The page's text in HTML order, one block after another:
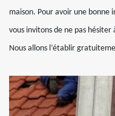
maison. Pour avoir une
vous invitons de ne pas
Nous allons l’établir